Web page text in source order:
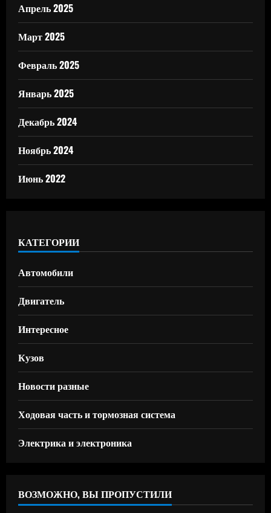
Апрель 2025
Март 2025
Февраль 2025
Январь 2025
Декабрь 2024
Ноябрь 2024
Июнь 2022
КАТЕГОРИИ
Автомобили
Двигатель
Интересное
Кузов
Новости разные
Ходовая часть и тормозная система
Электрика и электроника
ВОЗМОЖНО, ВЫ ПРОПУСТИЛИ